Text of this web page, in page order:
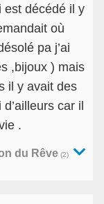
est décédé il y
où
pa j’ai
,bijoux ) mais
il y avait des
car il
.
du Rêve (2)